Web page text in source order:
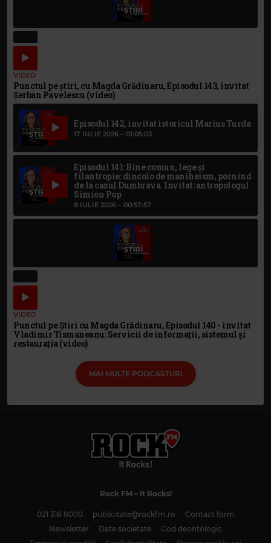
VIDEO
Punctul pe știri, cu Magda Grădinaru, Episodul 143, invitat
Șerban Pavelescu (video)
Episodul 142, invitat istoricul Marius Turda
17 IULIE 2026 – 01:05:03
Episodul 141: Bine comun, lege și
filantropie: dincolo de maniheism, pornind
de la cazul Dumbrava. Invitat: antropologul
Simion Pop
8 IULIE 2026 – 00:57:57
VIDEO
Punctul pe Știri cu Magda Grădinaru, Episodul 140 - invitat
Vladimir Tismaneanu: Servicii de informații, sistemul și
restaurația (video)
MAI MULTE PODCASTURI
Rock FM– It Rocks!
021 318 8000 publicitate@rockfm.ro
Contact form
Newsletter
Date societate
Cod deontologic